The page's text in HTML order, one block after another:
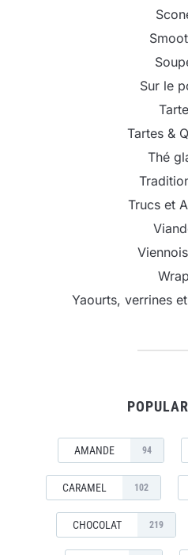
Sur le
Tartes &
Thé
Trucs et
Yaourts, verrines
AMANDE 94
CARAMEL 102
CHOCOLAT 219